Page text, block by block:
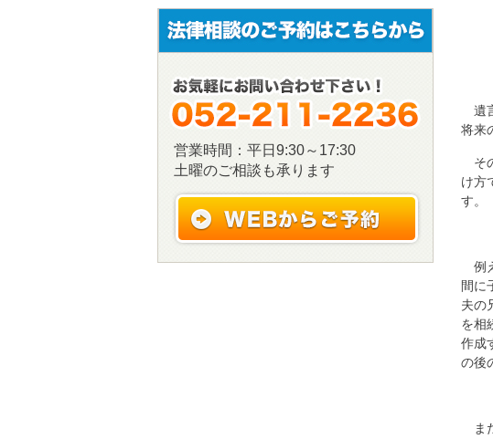
遺
将来
そ
け方
す。
例
間に
夫の
を相
作成
の後
ま
営業時間：平日9:30～17:30
土曜のご相談も承ります